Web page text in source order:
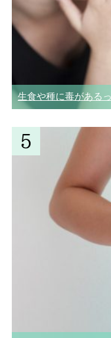
生食や種に毒がある